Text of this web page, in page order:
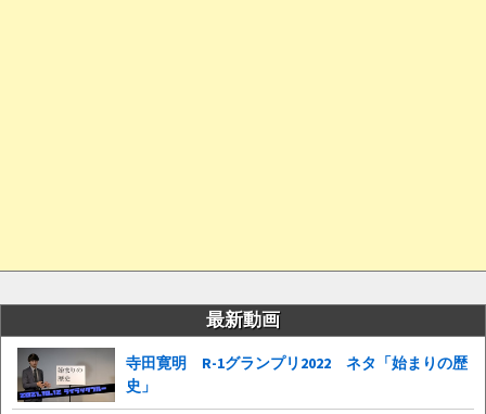
最新動画
寺田寛明 R-1グランプリ2022 ネタ「始まりの歴
史」